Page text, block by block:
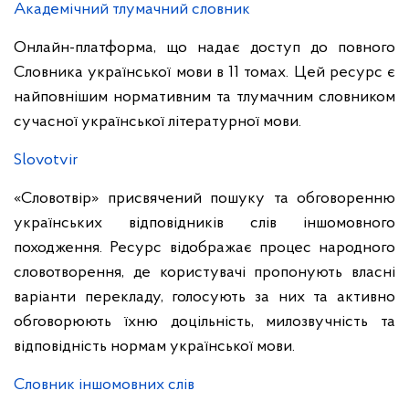
Академічний тлумачний словник
Онлайн-платформа, що надає доступ до повного
Словника української мови в 11 томах. Цей ресурс є
найповнішим нормативним та тлумачним словником
сучасної української літературної мови.
Slovotvir
«Словотвір» присвячений пошуку та обговоренню
українських відповідників слів іншомовного
походження. Ресурс відображає процес народного
словотворення, де користувачі пропонують власні
варіанти перекладу, голосують за них та активно
обговорюють їхню доцільність, милозвучність та
відповідність нормам української мови.
Словник іншомовних слів